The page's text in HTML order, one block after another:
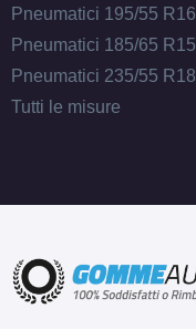
Pneumatici 195/55 R16
Pneumatici 185/65 R15
Pneumatici 235/55 R18
Tutti le misure